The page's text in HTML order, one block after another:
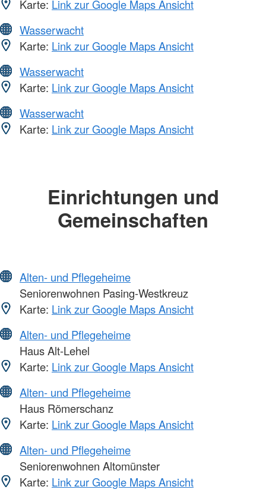
Karte: Link zur Google Maps Ansicht
Wasserwacht
Karte: Link zur Google Maps Ansicht
Wasserwacht
Karte: Link zur Google Maps Ansicht
Wasserwacht
Karte: Link zur Google Maps Ansicht
Einrichtungen und
Gemeinschaften
Alten- und Pflegeheime
Seniorenwohnen Pasing-Westkreuz
Karte: Link zur Google Maps Ansicht
Alten- und Pflegeheime
Haus Alt-Lehel
Karte: Link zur Google Maps Ansicht
Alten- und Pflegeheime
Haus Römerschanz
Karte: Link zur Google Maps Ansicht
Alten- und Pflegeheime
Seniorenwohnen Altomünster
Karte: Link zur Google Maps Ansicht